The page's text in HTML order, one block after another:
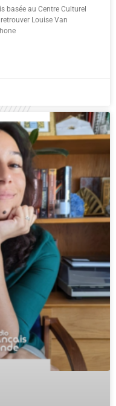
basée au Centre Culturel
Louise Van